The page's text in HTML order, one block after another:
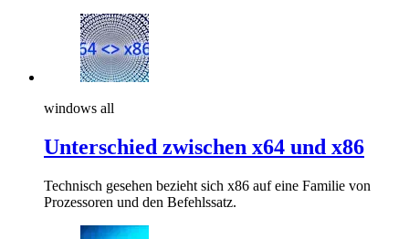
windows all
Unterschied zwischen x64 und x86
Technisch gesehen bezieht sich x86 auf eine Familie von
Prozessoren und den Befehlssatz.